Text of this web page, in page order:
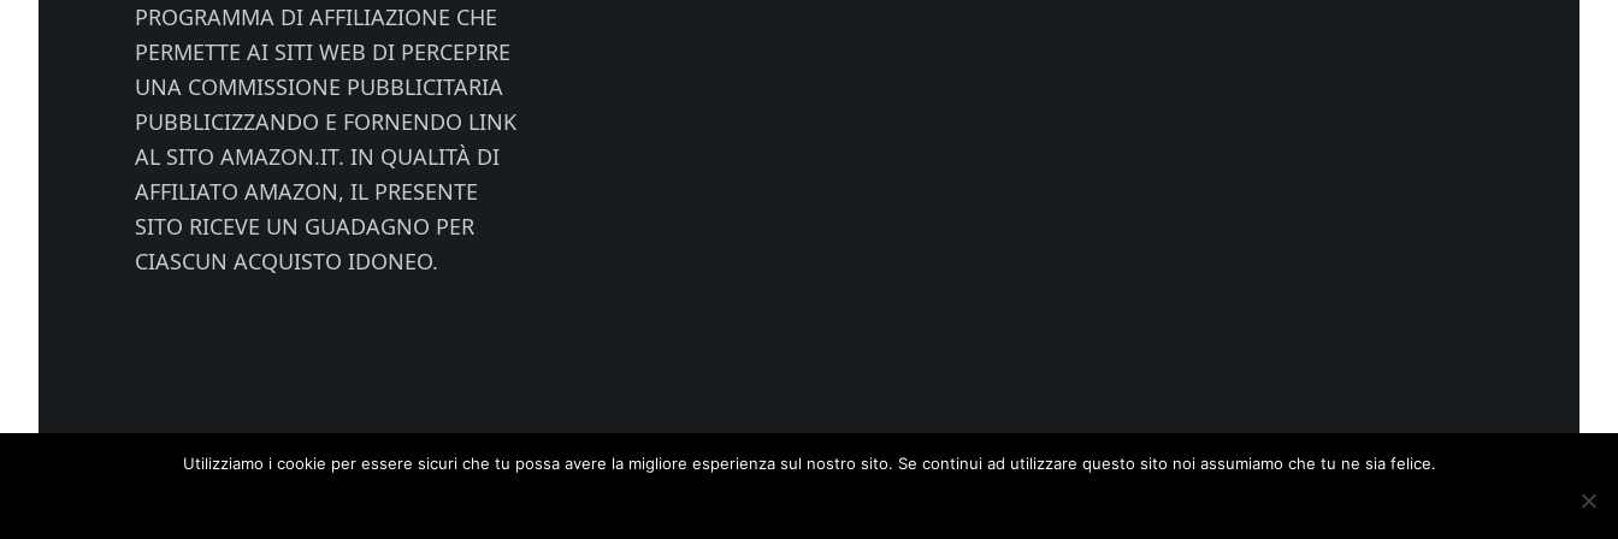
PROGRAMMA DI AFFILIAZIONE CHE
PERMETTE AI SITI WEB DI PERCEPIRE
UNA COMMISSIONE PUBBLICITARIA
PUBBLICIZZANDO E FORNENDO LINK
AL SITO AMAZON.IT. IN QUALITÀ DI
AFFILIATO AMAZON, IL PRESENTE
SITO RICEVE UN GUADAGNO PER
CIASCUN ACQUISTO IDONEO.
Utilizziamo i cookie per essere sicuri che tu possa avere la migliore esperienza sul nostro sito. Se continui ad utilizzare questo sito noi assumiamo che tu ne sia felice.